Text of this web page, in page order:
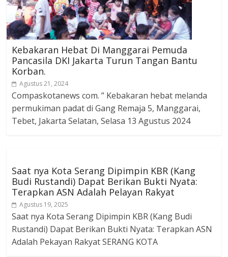
Kebakaran Hebat Di Manggarai Pemuda
Pancasila DKI Jakarta Turun Tangan Bantu
Korban.
Agustus 21, 2024
Compaskotanews com. ” Kebakaran hebat melanda
permukiman padat di Gang Remaja 5, Manggarai,
Tebet, Jakarta Selatan, Selasa 13 Agustus 2024
Saat nya Kota Serang Dipimpin KBR (Kang
Budi Rustandi) Dapat Berikan Bukti Nyata:
Terapkan ASN Adalah Pelayan Rakyat
Agustus 19, 2025
Saat nya Kota Serang Dipimpin KBR (Kang Budi
Rustandi) Dapat Berikan Bukti Nyata: Terapkan ASN
Adalah Pekayan Rakyat SERANG KOTA